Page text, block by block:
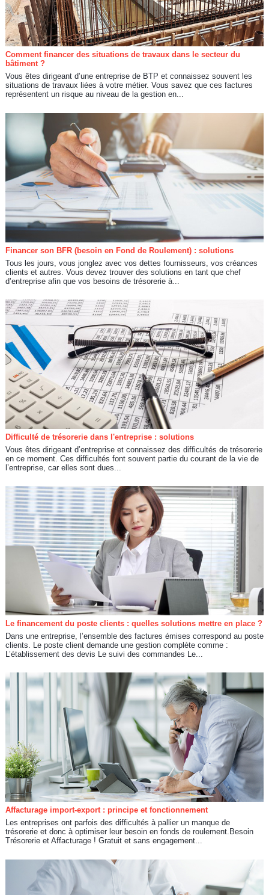
Comment financer des situations de travaux dans le secteur du
bâtiment ?
Vous êtes dirigeant d’une entreprise de BTP et connaissez souvent les
situations de travaux liées à votre métier. Vous savez que ces factures
représentent un risque au niveau de la gestion en...
Financer son BFR (besoin en Fond de Roulement) : solutions
Tous les jours, vous jonglez avec vos dettes fournisseurs, vos créances
clients et autres. Vous devez trouver des solutions en tant que chef
d’entreprise afin que vos besoins de trésorerie à...
Difficulté de trésorerie dans l'entreprise : solutions
Vous êtes dirigeant d’entreprise et connaissez des difficultés de trésorerie
en ce moment. Ces difficultés font souvent partie du courant de la vie de
l’entreprise, car elles sont dues...
Le financement du poste clients : quelles solutions mettre en place ?
Dans une entreprise, l’ensemble des factures émises correspond au poste
clients. Le poste client demande une gestion complète comme :
L’établissement des devis Le suivi des commandes Le...
Affacturage import-export : principe et fonctionnement
Les entreprises ont parfois des difficultés à pallier un manque de
trésorerie et donc à optimiser leur besoin en fonds de roulement.Besoin
Trésorerie et Affacturage ! Gratuit et sans engagement...